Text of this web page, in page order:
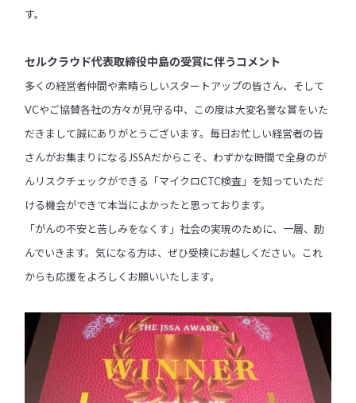
す。
セルクラウド代表取締役中島の受賞に伴うコメント
多くの経営者仲間や素晴らしいスタートアップの皆さん、そして
VCやご協賛各社の方々が見守る中、この度は大変名誉な賞をいた
だきまして誠にありがとうございます。毎日お忙しい経営者の皆
さんがお集まりになるJSSAだからこそ、わずかな時間で全身のが
んリスクチェックができる「マイクロCTC検査」を知っていただ
ける機会ができて本当によかったと思っております。
「がんの不安と苦しみをなくす」社会の実現のために、一層、励
んでいきます。気になる方は、ぜひ受検にお越しください。これ
からも応援をよろしくお願いいたします。